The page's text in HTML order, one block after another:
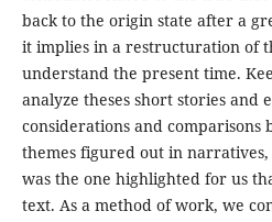
back to the origin state after a
it implies in a restructuration of
understand the present time.
analyze theses short stories and
considerations and comparisons
themes figured out in
was the one highlighted for us
text. As a method of work, we